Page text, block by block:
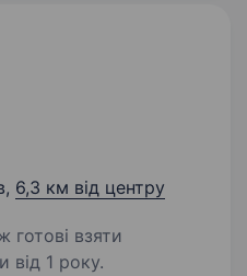
6,3 км від центру
готові взяти
від 1 року.